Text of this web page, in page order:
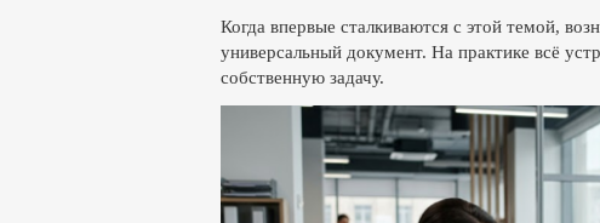
Когда впервые сталкиваются с этой темой,
универсальный документ. На практике всё
собственную задачу.